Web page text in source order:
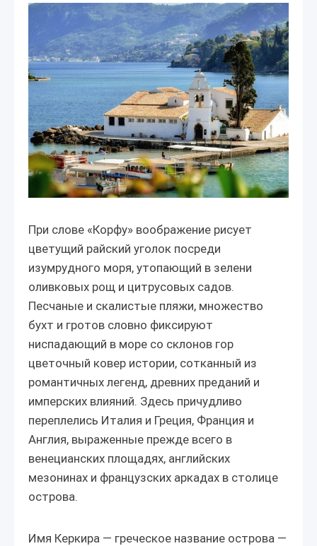
При слове «Корфу» воображение рисует
цветущий райский уголок посреди
изумрудного моря, утопающий в зелени
оливковых рощ и цитрусовых садов.
Песчаные и скалистые пляжи, множество
бухт и гротов словно фиксируют
ниспадающий в море со склонов гор
цветочный ковер истории, сотканный из
романтичных легенд, древних преданий и
имперских влияний. Здесь причудливо
переплелись Италия и Греция, Франция и
Англия, выраженные прежде всего в
венецианских площадях, английских
мезонинах и французских аркадах в столице
острова.
Имя Керкира — греческое название острова —